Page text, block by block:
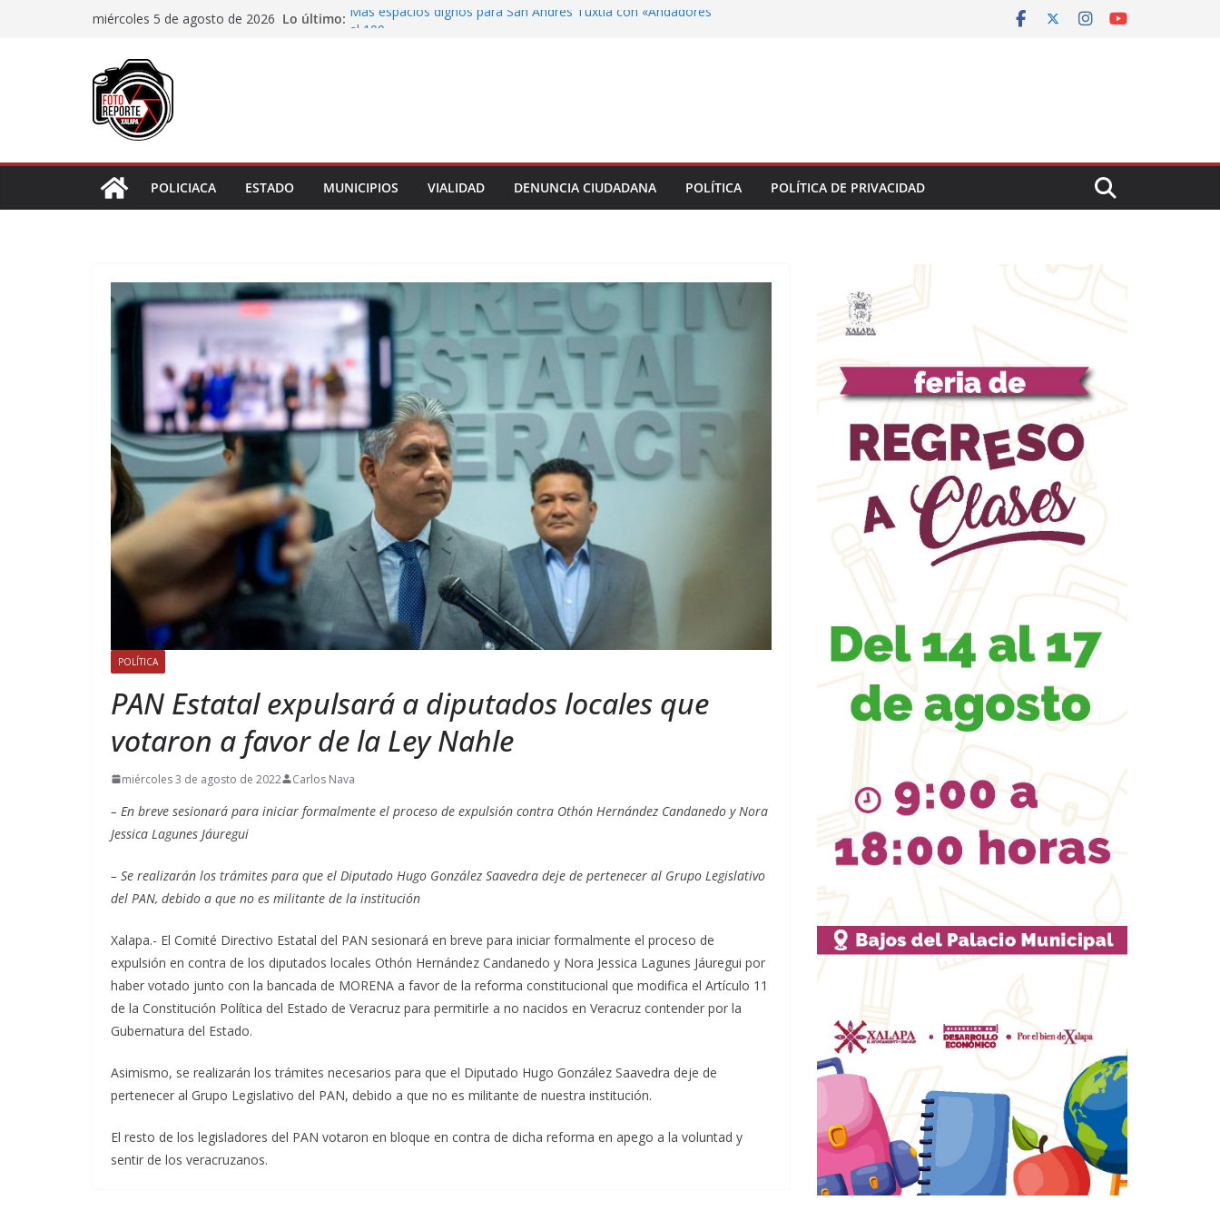
miércoles 5 de agosto de 2026 Lo último: Más espacios dignos para San Andrés Tuxtla con «Andadores
Camión de los Ulúa termina con el frente destrozado tras
choque
POLICIACA ESTADO MUNICIPIOS VIALIDAD DENUNCIA CIUDADANA POLÍTICA POLÍTICA DE PRIVACIDAD
POLÍTICA
PAN Estatal expulsará a diputados locales que
votaron a favor de la Ley Nahle
miércoles 3 de agosto de 2022 Carlos Nava
– En breve sesionará para iniciar formalmente el proceso de expulsión contra Othón Hernández Candanedo y Nora
Jessica Lagunes Jáuregui
– Se realizarán los trámites para que el Diputado Hugo González Saavedra deje de pertenecer al Grupo Legislativo
del PAN, debido a que no es militante de la institución
Xalapa.- El Comité Directivo Estatal del PAN sesionará en breve para iniciar formalmente el proceso de
expulsión en contra de los diputados locales Othón Hernández Candanedo y Nora Jessica Lagunes Jáuregui por
haber votado junto con la bancada de MORENA a favor de la reforma constitucional que modifica el Artículo 11
de la Constitución Política del Estado de Veracruz para permitirle a no nacidos en Veracruz contender por la
Gubernatura del Estado.
Asimismo, se realizarán los trámites necesarios para que el Diputado Hugo González Saavedra deje de
pertenecer al Grupo Legislativo del PAN, debido a que no es militante de nuestra institución.
El resto de los legisladores del PAN votaron en bloque en contra de dicha reforma en apego a la voluntad y
sentir de los veracruzanos.